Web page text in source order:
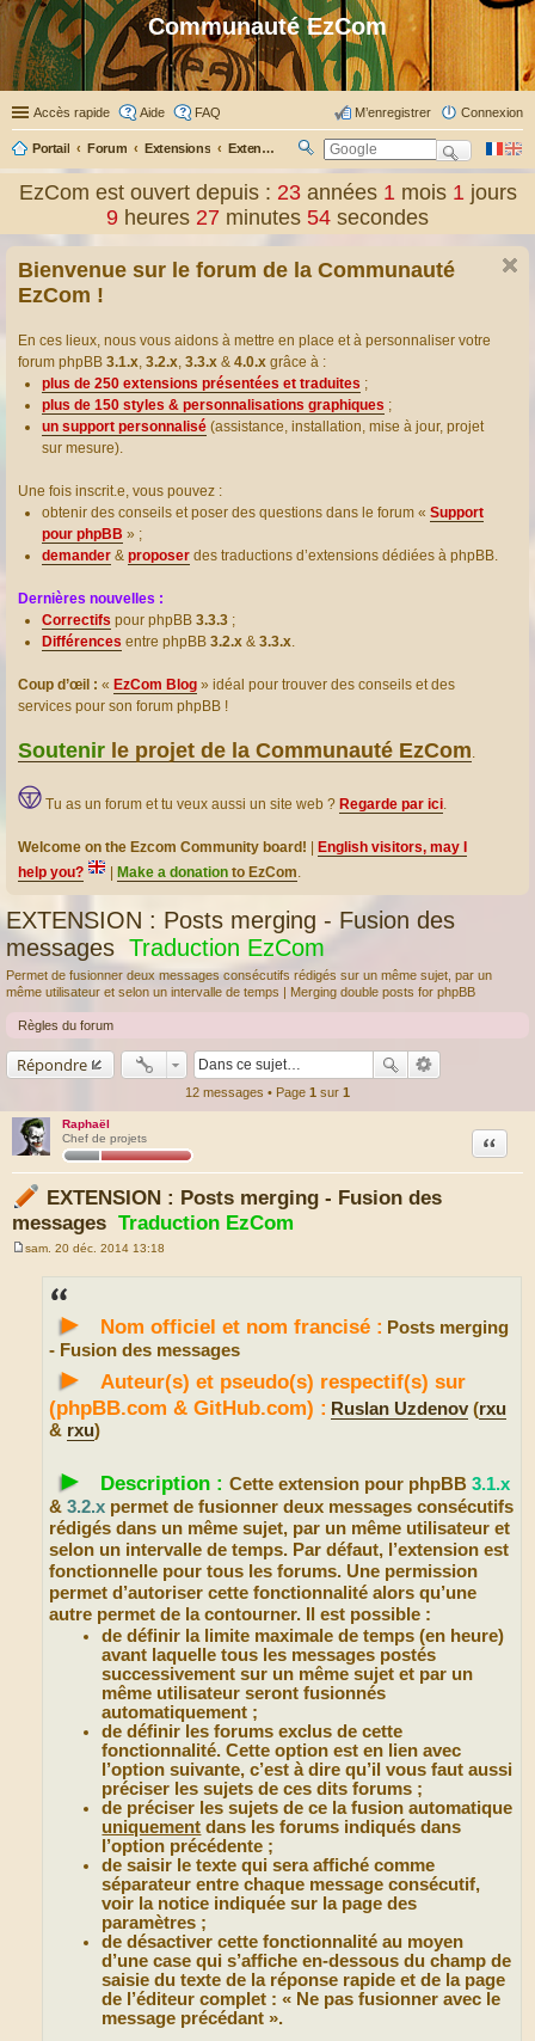
Communauté EzCom
Accès rapide Aide FAQ Connexion
M’enregistrer
Portail Forum Extensions Extensions présentées & traduites
ec
ch
er
EzCom est ouvert depuis : 23 années1 mois1 jours
9 heures 27 minutes 55 secondes
Bienvenue sur le forum de la Communauté
EzCom !
En ces lieux, nous vous aidons à mettre en place et à personnaliser votre
forum phpBB 3.1.x, 3.2.x, 3.3.x & 4.0.x grâce à :
plus de 250 extensions présentées et traduites ;
plus de 150 styles & personnalisations graphiques ;
un support personnalisé (assistance, installation, mise à jour, projet
sur mesure).
Une fois inscrit.e, vous pouvez :
obtenir des conseils et poser des questions dans le forum « Support
pour phpBB » ;
demander & proposer des traductions d’extensions dédiées à phpBB.
Dernières nouvelles :
Correctifs pour phpBB 3.3.3 ;
Différences entre phpBB 3.2.x & 3.3.x.
Coup d’œil : « EzCom Blog » idéal pour trouver des conseils et des
services pour son forum phpBB !
Soutenir le projet de la Communauté EzCom.
Tu as un forum et tu veux aussi un site web ? Regarde par ici.
Welcome on the Ezcom Community board!
English visitors, may I
help you?
Make a donation to EzCom.
EXTENSION : Posts merging - Fusion des
messages Traduction EzCom
Permet de fusionner deux messages consécutifs rédigés sur un même sujet, par un
même utilisateur et selon un intervalle de temps | Merging double posts for phpBB
Règles du forum
Répondre
12 messages • Page 1 sur 1
Raphaël
Chef de projets
EXTENSION : Posts merging - Fusion des
messages Traduction EzCom
Citation
sam. 20 déc. 2014 13:18
► Nom officiel et nom francisé : Posts merging
- Fusion des messages
►
Auteur(s) et pseudo(s) respectif(s) sur
(phpBB.com & GitHub.com) : Ruslan Uzdenov (rxu
& rxu)
► Description : Cette extension pour phpBB 3.1.x
& 3.2.x permet de fusionner deux messages consécutifs
rédigés dans un même sujet, par un même utilisateur et
selon un intervalle de temps. Par défaut, l’extension est
fonctionnelle pour tous les forums. Une permission
permet d’autoriser cette fonctionnalité alors qu’une
autre permet de la contourner. Il est possible :
de définir la limite maximale de temps (en heure)
avant laquelle tous les messages postés
successivement sur un même sujet et par un
même utilisateur seront fusionnés
automatiquement ;
de définir les forums exclus de cette
fonctionnalité. Cette option est en lien avec
l’option suivante, c’est à dire qu’il vous faut aussi
préciser les sujets de ces dits forums ;
de préciser les sujets de ce la fusion automatique
uniquement dans les forums indiqués dans
l’option précédente ;
de saisir le texte qui sera affiché comme
séparateur entre chaque message consécutif,
voir la notice indiquée sur la page des
paramètres ;
de désactiver cette fonctionnalité au moyen
d’une case qui s’affiche en-dessous du champ de
saisie du texte de la réponse rapide et de la page
de l’éditeur complet : « Ne pas fusionner avec le
message précédant ».